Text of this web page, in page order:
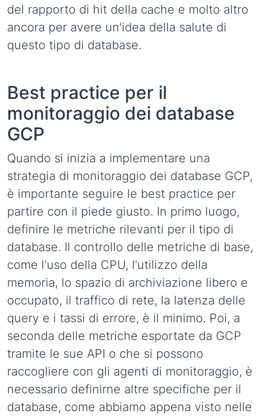
del rapporto di hit della cache e molto altro
ancora per avere un'idea della salute di
questo tipo di database.
Best practice per il
monitoraggio dei database
GCP
Quando si inizia a implementare una
strategia di monitoraggio dei database GCP,
è importante seguire le best practice per
partire con il piede giusto. In primo luogo,
definire le metriche rilevanti per il tipo di
database. Il controllo delle metriche di base,
come l'uso della CPU, l'utilizzo della
memoria, lo spazio di archiviazione libero e
occupato, il traffico di rete, la latenza delle
query e i tassi di errore, è il minimo. Poi, a
seconda delle metriche esportate da GCP
tramite le sue API o che si possono
raccogliere con gli agenti di monitoraggio, è
necessario definirne altre specifiche per il
database, come abbiamo appena visto nelle